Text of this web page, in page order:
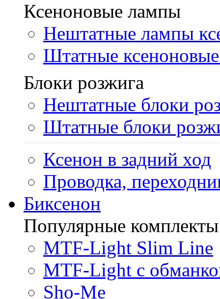
Ксеноновые лампы
Нештатные лампы
Штатные
Блоки розжига
Нештатные блоки
Штатные блоки
Ксенон в задний ход
Проводка,
Биксенон
Популярные комплекты
MTF-Light Slim Line
MTF-Light с
Sho-Me